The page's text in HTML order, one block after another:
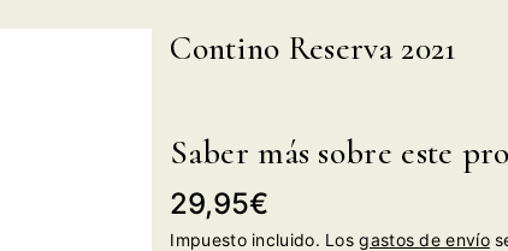
Contino Reserva 2021
Saber más sobre este
Precio
habitual
29,95€
Impuesto incluido. Losgastos de envío